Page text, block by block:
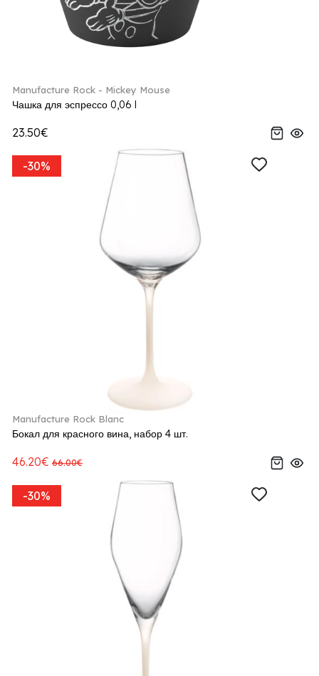
Manufacture Rock - Mickey Mouse
Чашка для эспрессо 0,06 l
23.50€
-30%
Manufacture Rock Blanc
Бокал для красного вина, набор 4 шт.
46.20€ 66.00€
-30%